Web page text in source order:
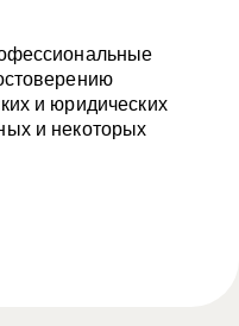
и юридических
и некоторых